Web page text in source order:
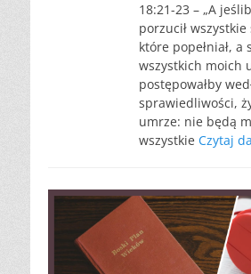
18:21-23 – „A
porzucił
które popełniał, a
wszystkich moich
postępowałby
sprawiedliwości,
umrze: nie będą
wszystkie Czytaj